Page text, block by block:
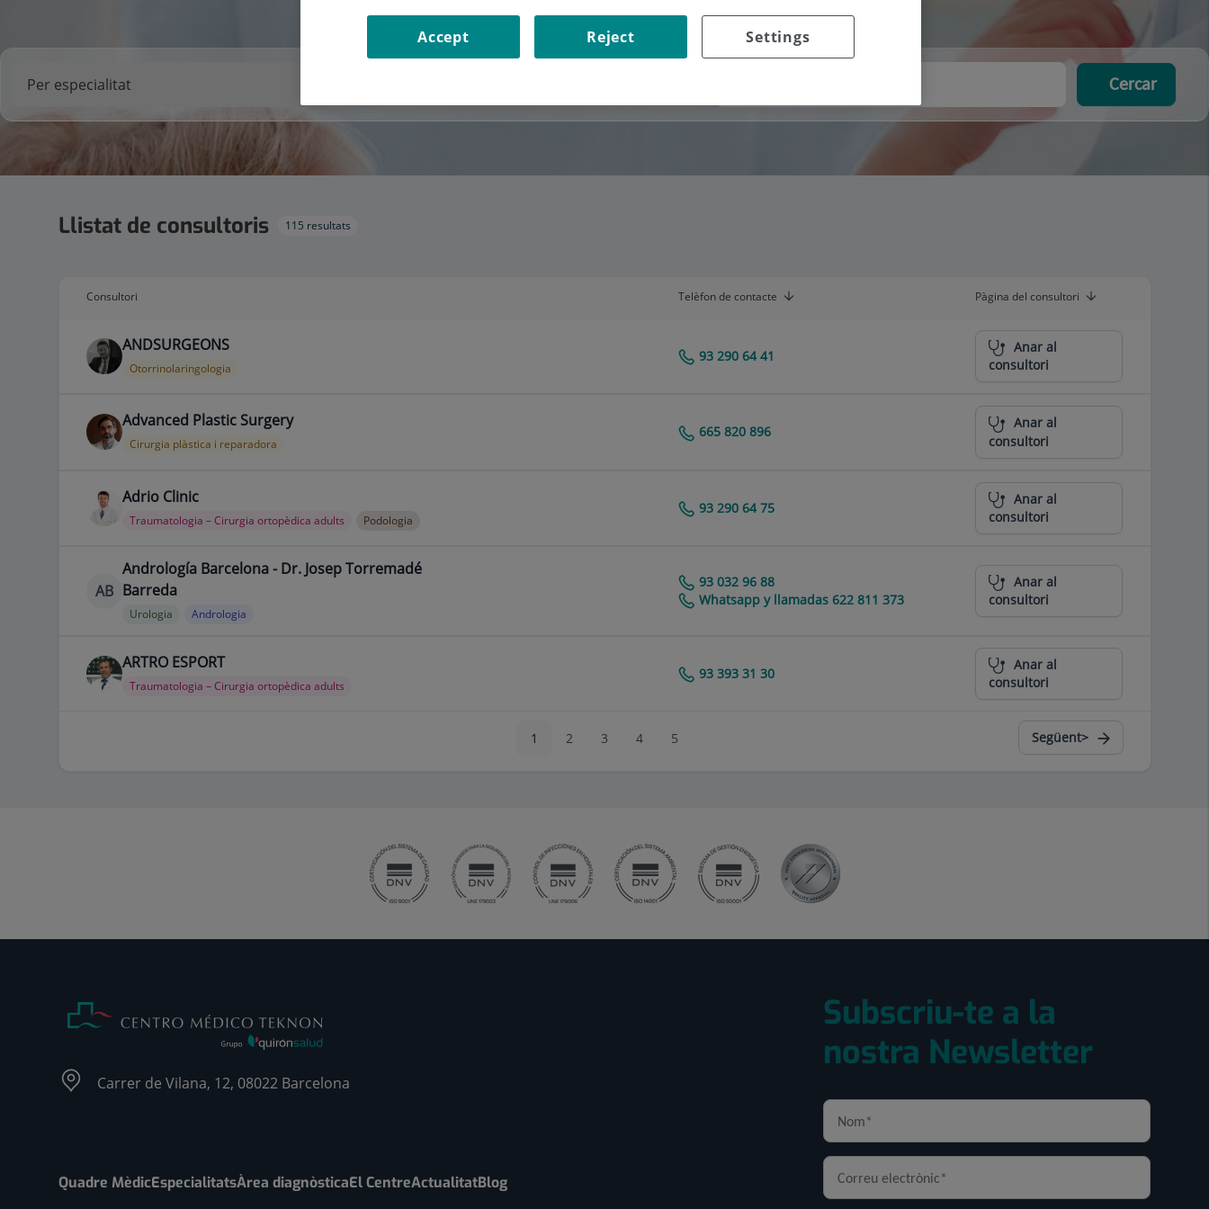
Cercar
Llistat de consultoris 115 resultats
Consultori Telèfon de contacte Pàgina del consultori
ANDSURGEONS
Otorrinolaringologia
93 290 64 41
Anar al
consultori
Advanced Plastic Surgery
Cirurgia plàstica i reparadora
665 820 896
Anar al
consultori
Adrio Clinic
Traumatologia – Cirurgia ortopèdica adults Podologia
93 290 64 75
Anar al
consultori
AB
Andrología Barcelona - Dr. Josep Torremadé
Barreda
Urologia Andrologia
93 032 96 88
Whatsapp y llamadas 622 811 373
Anar al
consultori
ARTRO ESPORT
Traumatologia – Cirurgia ortopèdica adults
93 393 31 30
Anar al
consultori
1 2 3 4 5 Següent>
Carrer de Vilana, 12, 08022 Barcelona
Quadre MèdicEspecialitatsÀrea diagnòsticaEl CentreActualitatBlog
Subscriu-te a la
nostra Newsletter
Settings
Reject
Accept